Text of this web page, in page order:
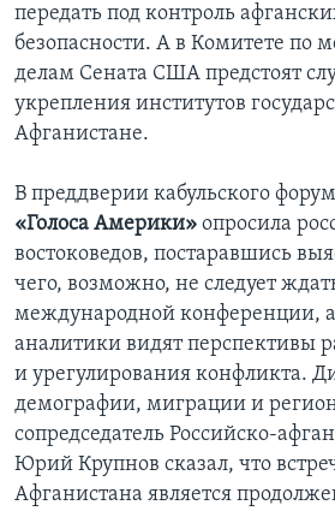
передать под контроль
безопасности. А в Комитете по
делам Сената США предстоят
укрепления институтов
Афганистане.
В преддверии кабульского
«Голоса Америки» опросила
востоковедов, постаравшись
чего, возможно, не следует
международной конференции,
аналитики видят перспективы
и урегулирования конфликта.
демографии, миграции и
сопредседатель Российско-
Юрий Крупнов сказал, что
Афганистана является